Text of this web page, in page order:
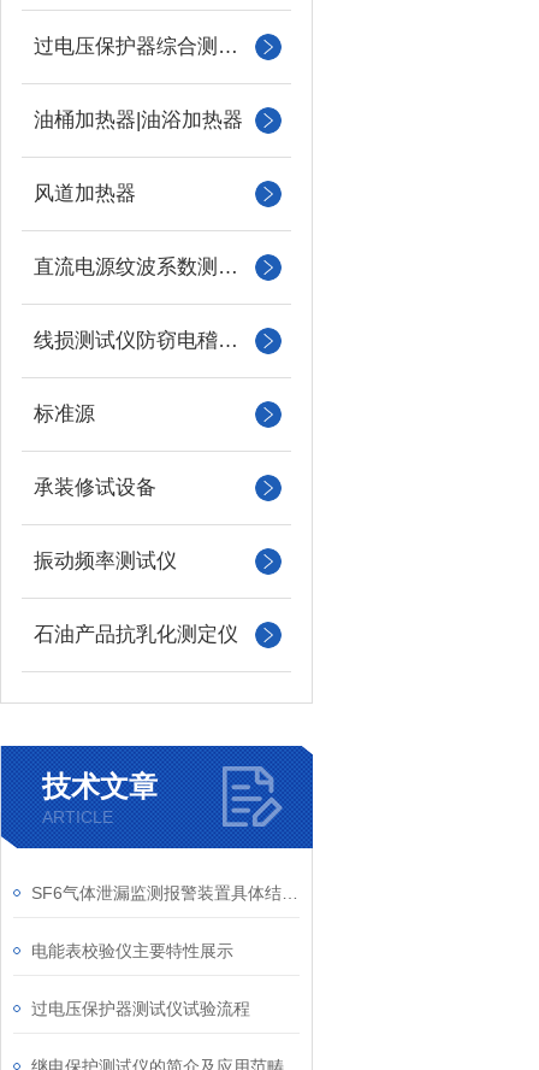
过电压保护器综合测试仪
油桶加热器|油浴加热器
风道加热器
直流电源纹波系数测试仪
线损测试仪防窃电稽查仪
标准源
承装修试设备
振动频率测试仪
石油产品抗乳化测定仪
技术文章
ARTICLE
电能表校验仪主要特性展示
过电压保护器测试仪试验流程